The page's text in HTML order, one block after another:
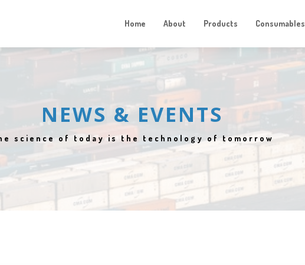
Home About Products Consumables
NEWS & EVENTS
science of today is the technology of tomorrow